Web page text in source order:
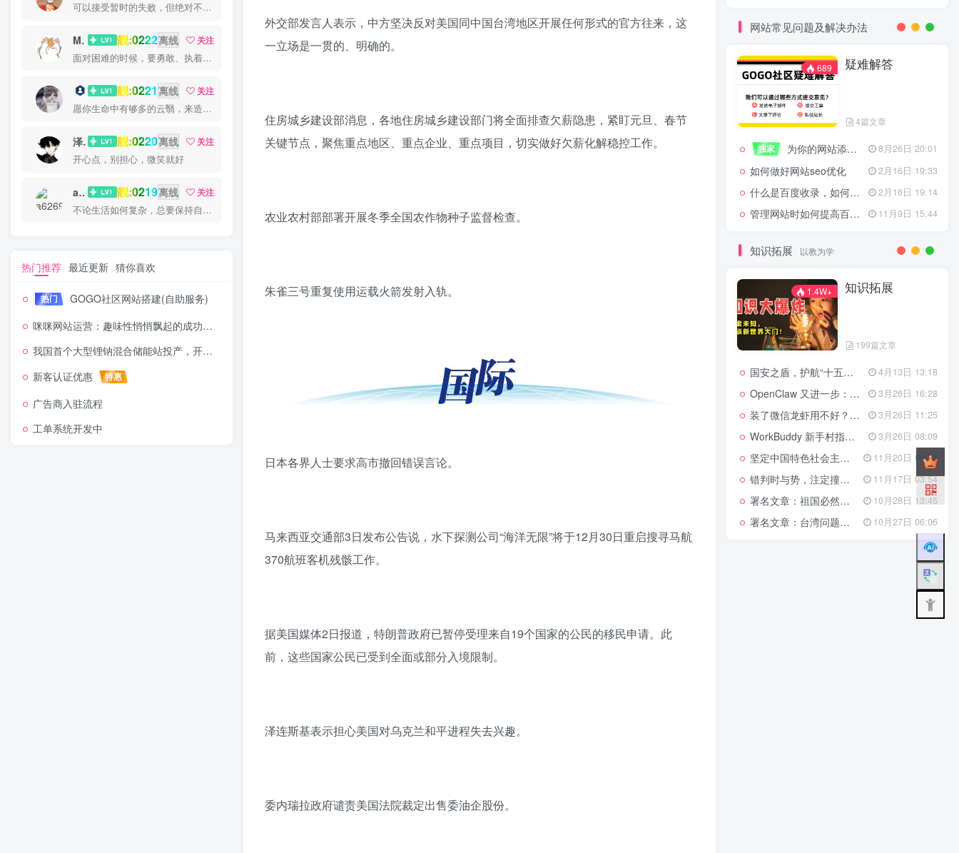
可以接受暂时的失败，但绝对不能接受未曾奋斗过的自己
Miss 先生 靓:0222离线
关注
面对困难的时候，要勇敢、执着、不畏艰辛地去战胜它
猫小白 靓:0221 离线
关注
愿你生命中有够多的云翳，来造成一个美丽的黄昏
泽宇 靓:0220离线
关注
开心点，别担心，微笑就好
a626911 靓:0219离线
关注
不论生活如何复杂，总要保持自己的那一份优雅
热门推荐 最近更新 猜你喜欢
热门
GOGO社区网站搭建(自助服务)
咪咪网站运营：趣味性悄悄飘起的成功风头
我国首个大型锂钠混合储能站投产，开启储能新时代
新客认证优惠
特惠
广告商入驻流程
工单系统开发中
外交部发言人表示，中方坚决反对美国同中国台湾地区开展任何形式的官方往来，这
一立场是一贯的、明确的。
住房城乡建设部消息，各地住房城乡建设部门将全面排查欠薪隐患，紧盯元旦、春节
关键节点，聚焦重点地区、重点企业、重点项目，切实做好欠薪化解稳控工作。
农业农村部部署开展冬季全国农作物种子监督检查。
朱雀三号重复使用运载火箭发射入轨 。
日本各界人士要求高市撤回错误言论。
马来西亚交通部3日发布公告说，水下探测公司“海洋无限”将于12月30日重启搜寻马航
370航班客机残骸工作。
据美国媒体2日报道，特朗普政府已暂停受理来自19个国家的公民的移民申请。此
前，这些国家公民已受到全面或部分入境限制。
泽连斯基表示担心美国对乌克兰和平进程失去兴趣。
委内瑞拉政府谴责美国法院裁定出售委油企股份。
网站常见问题及解决办法
689 疑难解答
4篇文章
独家 为你的网站添加百度登录 8月26日 20:01
如何做好网站seo优化 2月16日 19:33
什么是百度收录，如何提高收录量？ 2月16日 19:14
管理网站时如何提高百度权重？ 11月9日 15:44
知识拓展 以教为学
1.4W+ 知识拓展
199篇文章
国安之盾，护航“十五五”新征程 4月13日 13:18
OpenClaw 又进一步：微信直连+安全检测+版本切换 3月26日 16:28
装了微信龙虾用不好？3步让你轻松指挥AI干活！ 3月26日 11:25
WorkBuddy 新手村指南：10 个核心技巧帮你解锁满级虾🦞！ 3月26日 08:09
坚定中国特色社会主义法治的政治定力 11月20日 06:24
错判时与势，注定撞南墙 11月17日 03:54
署名文章：祖国必然统一势不可挡 10月28日 13:45
署名文章：台湾问题的由来和性质 10月27日 06:06